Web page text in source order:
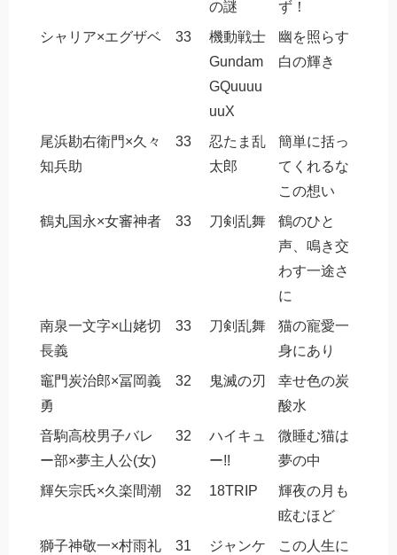
の謎
ず！
シャリア×エグザベ
33
機動戦士
Gundam
GQuuuu
uuX
幽を照らす
白の輝き
尾浜勘右衛門×久々
知兵助
33
忍たま乱
太郎
簡単に括っ
てくれるな
この想い
鶴丸国永×女審神者
33 刀剣乱舞
鶴のひと
声、鳴き交
わす一途さ
に
南泉一文字×山姥切
長義
33 刀剣乱舞
猫の寵愛一
身にあり
竈門炭治郎×冨岡義
勇
32 鬼滅の刃
幸せ色の炭
酸水
音駒高校男子バレ
ー部×夢主人公(女)
32
ハイキュ
ー!!
微睡む猫は
夢の中
輝矢宗氏×久楽間潮
32 18TRIP
輝夜の月も
眩むほど
獅子神敬一×村雨礼
31
ジャンケ
この人生に